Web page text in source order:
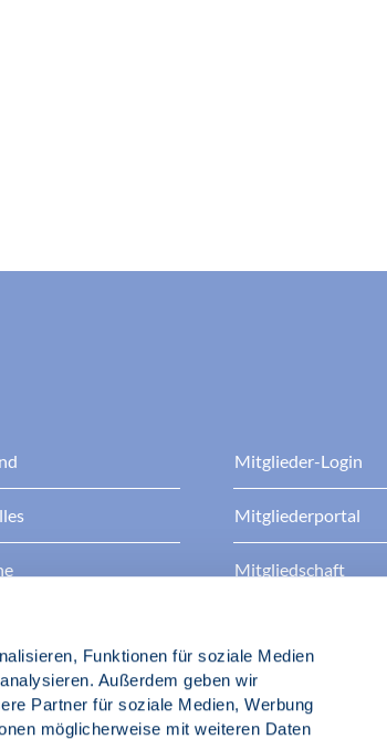
Funktionen für soziale Medien
Außerdem geben wir
Partner für soziale Medien, Werbung
möglicherweise mit weiteren Daten
Berufspolitik
Mitglieder-Login
Mitgliederportal
Mitgliedschaft
BDP Zertifizierungen